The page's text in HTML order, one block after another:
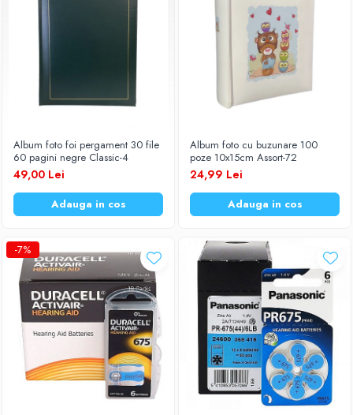
Album foto foi pergament 30 file
60 pagini negre Classic-4
49,00 Lei
Adauga in cos
Album foto cu buzunare 100
poze 10x15cm Assort-72
24,99 Lei
Adauga in cos
-7%